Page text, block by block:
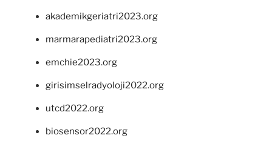
akademikgeriatri2023.org
marmarapediatri2023.org
emchie2023.org
girisimselradyoloji2022.org
utcd2022.org
biosensor2022.org